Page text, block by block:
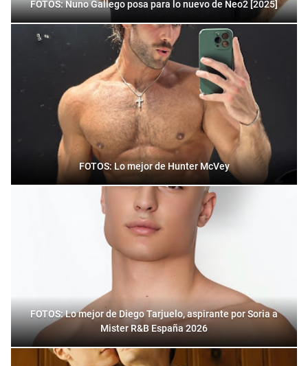
FOTOS: Nuno Gallego posa para lo nuevo de Neo2 [2025]
FOTOS: Lo mejor de Hunter McVey
FOTOS: Lo mejor de Diego Tarjuelo, aspirante por Soria a
Mister R&B España 2026